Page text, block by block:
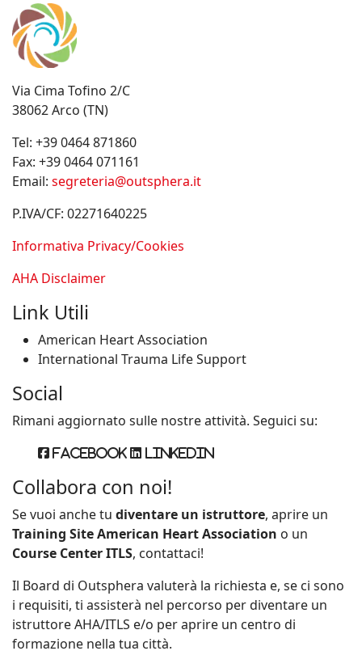
Via Cima Tofino 2/C
38062 Arco (TN)
Tel: +39 0464 871860
Fax: +39 0464 071161
Email: segreteria@outsphera.it
P.IVA/CF: 02271640225
Informativa Privacy/Cookies
AHA Disclaimer
Link Utili
American Heart Association
International Trauma Life Support
Social
Rimani aggiornato sulle nostre attività. Seguici su:
Facebook Linkedin
Collabora con noi!
Se vuoi anche tu diventare un istruttore, aprire un
Training Site American Heart Association o un
Course Center ITLS, contattaci!
Il Board di Outsphera valuterà la richiesta e, se ci sono
i requisiti, ti assisterà nel percorso per diventare un
istruttore AHA/ITLS e/o per aprire un centro di
formazione nella tua città.